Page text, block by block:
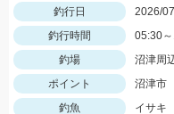
釣行日
2026/
釣行時間
05:30
釣場
沼津周
ポイント
沼津市
釣魚
イサキ